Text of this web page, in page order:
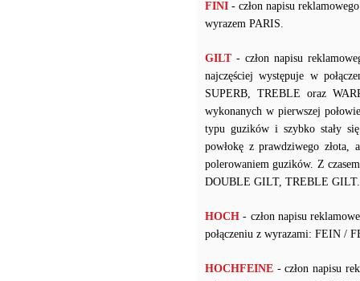
FINI - człon napisu
wyrazem PARIS.
GILT- człon napisu
najczęściej występuje w
SUPERB, TREBLE oraz
wykonanych w pierwszej
typu guzików i szybko stały
powłokę z prawdziwego złota,
polerowaniem guzików. Z
DOUBLE GILT, TREBLE GILT.
HOCH - człon napisu
połączeniu z wyrazami: FEIN
HOCHFEINE - człon napisu